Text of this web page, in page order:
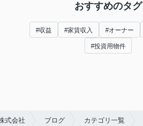
おすすめのタグ
#収益 #家賃収入 #オーナー
#投資用物件
式会社 ブログ カテゴリ一覧